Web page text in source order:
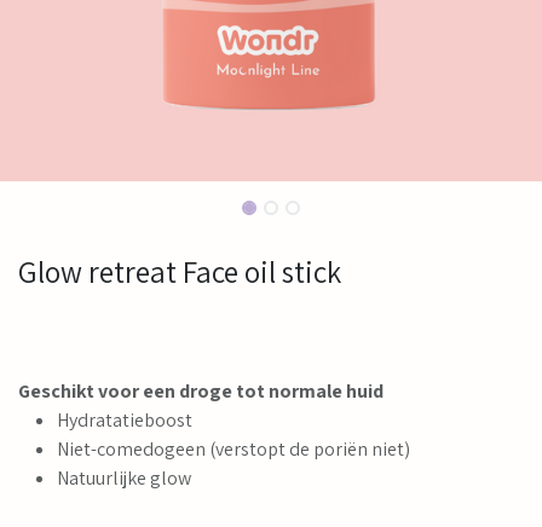
Glow retreat Face oil stick
Geschikt voor een droge tot normale huid
Hydratatieboost
Niet-comedogeen (verstopt de poriën niet)
Natuurlijke glow